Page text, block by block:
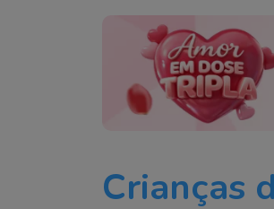
Crianças